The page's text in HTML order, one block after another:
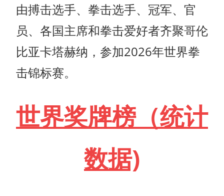
由搏击选手、拳击选手、冠军、官
员、各国主席和拳击爱好者齐聚哥伦
比亚卡塔赫纳，参加2026年世界拳
击锦标赛。
世界奖牌榜（统计
数据)